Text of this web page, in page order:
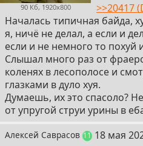
90 Кб, 1920x800
>>20417
Началась типичная байда,
я, ничё не делал, а если и
если и не немного то похуй
Слышал много раз от
коленях в лесополосе и
глазками в дуло хуя.
Думаешь, их это спасоло?
от упругой струи урины в
Алексей Саврасов 11постов
24
18 мая